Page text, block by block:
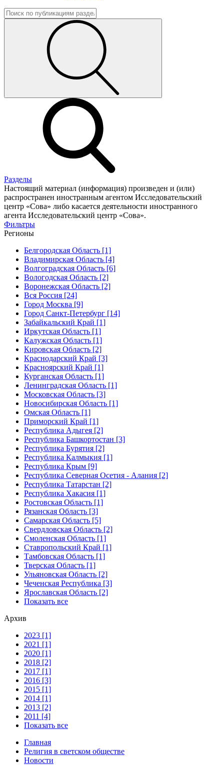
Разделы
Настоящий материал (информация) произведен и (или)
распространен иностранным агентом Исследовательский
центр «Сова» либо касается деятельности иностранного
агента Исследовательский центр «Сова».
Фильтры
Регионы
Белгородская Область [1]
Владимирская Область [4]
Волгоградская Область [6]
Вологодская Область [2]
Воронежская Область [2]
Вся Россия [24]
Город Москва [9]
Город Санкт-Петербург [14]
Забайкальский Край [1]
Иркутская Область [1]
Калужская Область [1]
Кировская Область [2]
Краснодарский Край [3]
Красноярский Край [1]
Курганская Область [1]
Ленинградская Область [1]
Московская Область [3]
Новосибирская Область [1]
Омская Область [1]
Приморский Край [1]
Республика Адыгея [2]
Республика Башкортостан [3]
Республика Бурятия [2]
Республика Калмыкия [1]
Республика Крым [9]
Республика Северная Осетия - Алания [2]
Республика Татарстан [2]
Республика Хакасия [1]
Ростовская Область [1]
Рязанская Область [3]
Самарская Область [5]
Свердловская Область [2]
Смоленская Область [1]
Ставропольский Край [1]
Тамбовская Область [1]
Тверская Область [1]
Ульяновская Область [2]
Чеченская Республика [3]
Ярославская Область [2]
Показать все
Архив
2023 [1]
2021 [1]
2020 [1]
2018 [2]
2017 [1]
2016 [3]
2015 [1]
2014 [1]
2013 [2]
2011 [4]
Показать все
Главная
Религия в светском обществе
Новости